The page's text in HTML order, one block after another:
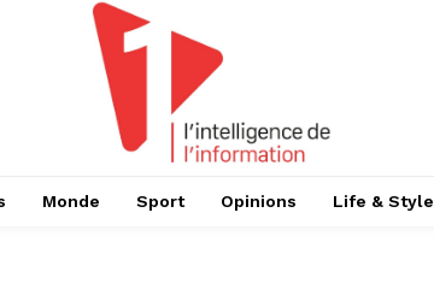
Monde Sport Opinions Life & Style